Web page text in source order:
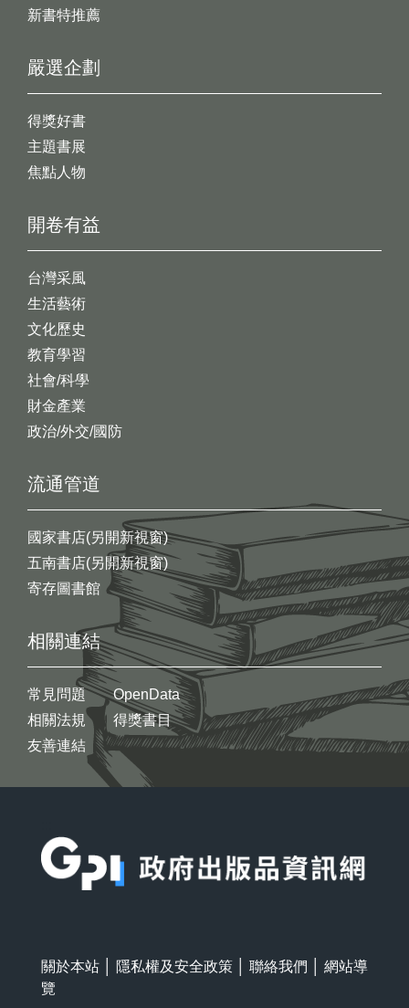
新書特推薦
開卷有益
台灣采風
生活藝術
文化歷史
教育學習
社會/科學
財金產業
政治/外交/國防
嚴選企劃
得獎好書
主題書展
焦點人物
流通管道
國家書店(另開新視窗)
五南書店(另開新視窗)
寄存圖書館
相關連結
常見問題
相關法規
友善連結
OpenData
得獎書目
關於本站 隱私權及安全政策 聯絡我們
網站導
覽